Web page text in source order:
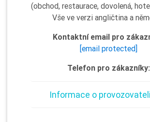
(obchod, restaurace, dovolená,
Vše ve verzi angličtina a
Kontaktní email pro
[email protected]
Telefon pro zákazníky:
Informace o provozovateli